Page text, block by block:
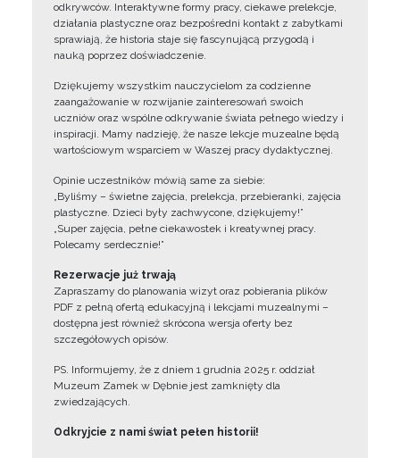
odkrywców. Interaktywne formy pracy, ciekawe prelekcje,
działania plastyczne oraz bezpośredni kontakt z zabytkami
sprawiają, że historia staje się fascynującą przygodą i
nauką poprzez doświadczenie.
Dziękujemy wszystkim nauczycielom za codzienne
zaangażowanie w rozwijanie zainteresowań swoich
uczniów oraz wspólne odkrywanie świata pełnego wiedzy i
inspiracji. Mamy nadzieję, że nasze lekcje muzealne będą
wartościowym wsparciem w Waszej pracy dydaktycznej.
Opinie uczestników mówią same za siebie:
„Byliśmy – świetne zajęcia, prelekcja, przebieranki, zajęcia
plastyczne. Dzieci były zachwycone, dziękujemy!”
„Super zajęcia, pełne ciekawostek i kreatywnej pracy.
Polecamy serdecznie!”
Rezerwacje już trwają
Zapraszamy do planowania wizyt oraz pobierania plików
PDF z pełną ofertą edukacyjną i lekcjami muzealnymi –
dostępna jest również skrócona wersja oferty bez
szczegółowych opisów.
PS. Informujemy, że z dniem 1 grudnia 2025 r. oddział
Muzeum Zamek w Dębnie jest zamknięty dla
zwiedzających.
Odkryjcie z nami świat pełen historii!